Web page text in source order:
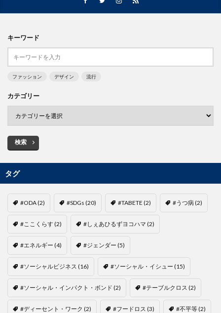
キーワード
ファッション デザイン 流行
カテゴリー
検索
タグ
#ODA(2) #SDGs (20) #TABETE (2) #うつ病(2)
#ここくらす(2) #しぇあひるずヨコハマ (2)
#エネルギー (4) #ジェンダー (5)
#ソーシャルビジネス (16) #ソーシャル・イシュー (15)
#ソーシャル・インパクト・ボンド (2) #テーブルクロス (2)
#ディーセント・ワーク (2) #フードロス (3) #不平等(2)